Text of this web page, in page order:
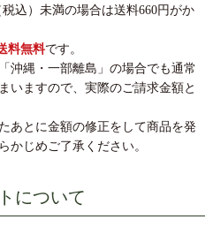
こちら
ら
＆季節のお菓子・お惣菜の取
開始いたしました。贈り物に
とめ買いセット、また新茶前
込）未満の場合は送料660円がか
料無料です。
沖縄・一部離島」の場合でも通常
いますので、実際のご請求金額と
あとに金額の修正をして商品を発
かじめご了承ください。
について